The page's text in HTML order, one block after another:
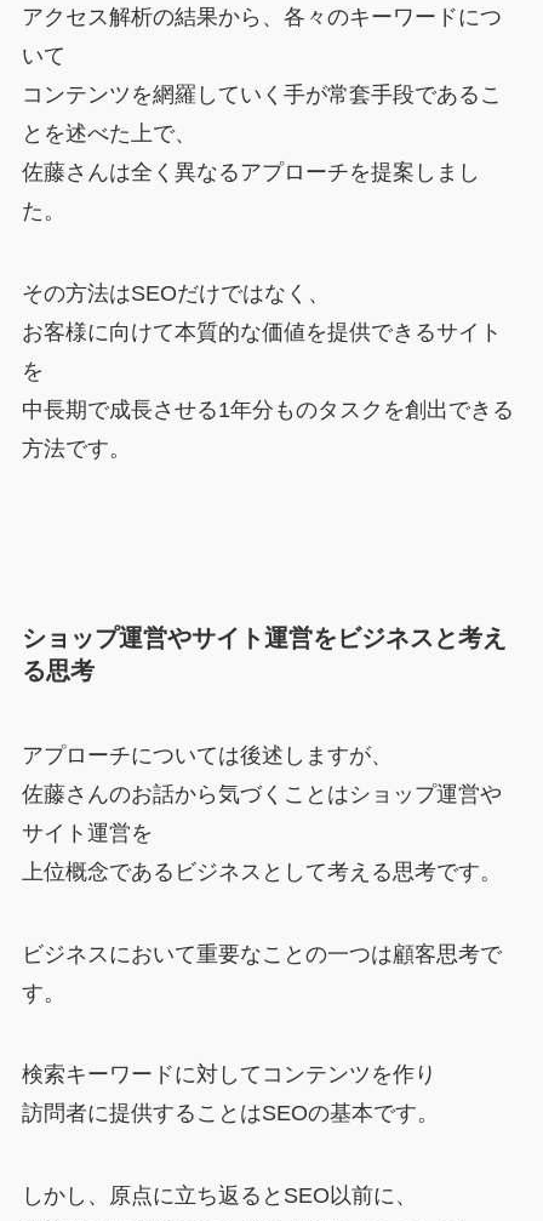
アクセス解析の結果から、各々のキーワードにつ
いて
コンテンツを網羅していく手が常套手段であるこ
とを述べた上で、
佐藤さんは全く異なるアプローチを提案しまし
た。
その方法はSEOだけではなく、
お客様に向けて本質的な価値を提供できるサイト
を
中長期で成長させる1年分ものタスクを創出できる
方法です。
ショップ運営やサイト運営をビジネスと考え
る思考
アプローチについては後述しますが、
佐藤さんのお話から気づくことはショップ運営や
サイト運営を
上位概念であるビジネスとして考える思考です。
ビジネスにおいて重要なことの一つは顧客思考で
す。
検索キーワードに対してコンテンツを作り
訪問者に提供することはSEOの基本です。
しかし、原点に立ち返るとSEO以前に、